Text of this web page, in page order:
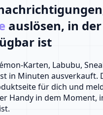
auslösen, in der
ist
Karten, Labubu,
in Minuten ausverkauft.
für dich und
Handy in dem Moment,